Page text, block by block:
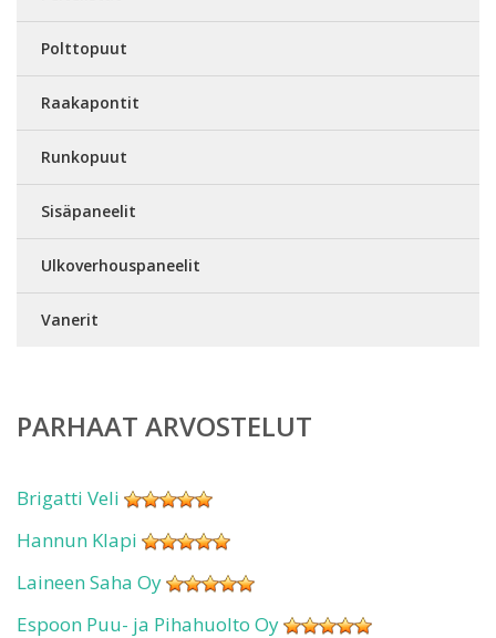
Polttopuut
Raakapontit
Runkopuut
Sisäpaneelit
Ulkoverhouspaneelit
Vanerit
PARHAAT ARVOSTELUT
Brigatti Veli
Hannun Klapi
Laineen Saha Oy
Espoon Puu- ja Pihahuolto Oy